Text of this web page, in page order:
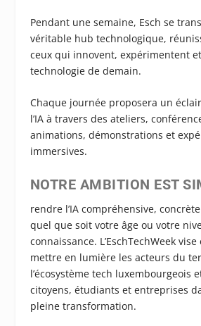
Pendant une semaine, Esch se
véritable hub technologique,
ceux qui innovent, expérimentent
technologie de demain.
Chaque journée proposera un
l’IA à travers des ateliers,
animations, démonstrations et
immersives.
NOTRE AMBITION EST
rendre l’IA compréhensive,
quel que soit votre âge ou votre
connaissance. L’EschTechWeek
mettre en lumière les acteurs du
l’écosystème tech luxembourgeois
citoyens, étudiants et entreprises
pleine transformation.